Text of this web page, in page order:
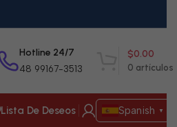
Hotline 24/7
48 99167-3513 0 artículos
$0.00
Lista De Deseos Spanish ▼